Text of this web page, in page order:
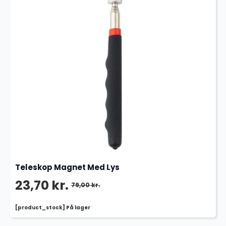
[product_stock] På lager
Teleskop Magnet Med Lys
79,00kr.
Den
oprindelige
23,70 kr.
Den
aktuelle